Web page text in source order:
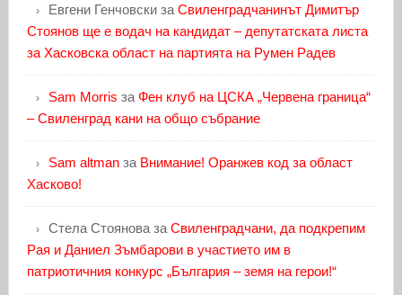
Евгени Генчовскиза Свиленградчанинът Димитър
Стоянов ще е водач на кандидат – депутатската листа
за Хасковска област на партията на Румен Радев
Sam Morris за Фен клуб на ЦСКА „Червена граница“
– Свиленград кани на общо събрание
Sam altmanза Внимание! Оранжев код за област
Хасково!
Стела Стояноваза Свиленградчани, да подкрепим
Рая и Даниел Зъмбарови в участието им в
патриотичния конкурс „България – земя на герои!“